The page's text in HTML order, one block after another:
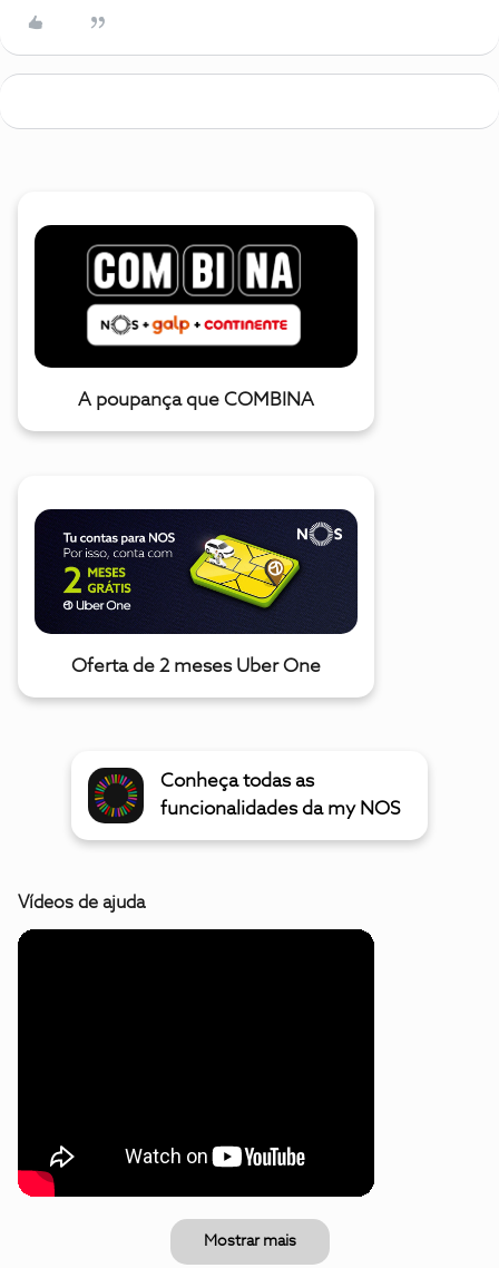
A poupança que COMBINA
Oferta de 2 meses Uber One
Conheça todas as
funcionalidades da my NOS
Vídeos de ajuda
Mostrar mais